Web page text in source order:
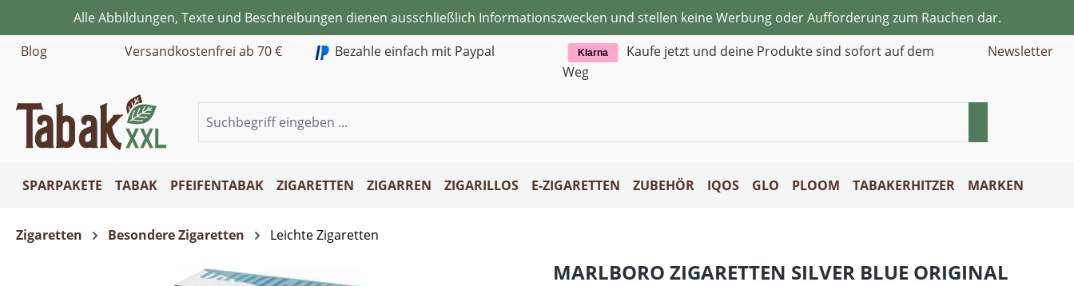
Hauptinhalt springen
Zur Suche springen
Zur Hauptnavigation springen
Alle Abbildungen, Texte und Beschreibungen dienen ausschließlich Informationszwecken und stellen keine Werbung oder Aufforderung zum Rauchen dar.
Blog
Versandkostenfrei ab 70 € Bezahle einfach mit Paypal Klarna
Kaufe jetzt und deine Produkte sind sofort auf dem
Weg
Newsletter
SPARPAKETE TABAK PFEIFENTABAK ZIGARETTEN ZIGARREN ZIGARILLOS E-ZIGARETTEN ZUBEHÖR IQOS GLO PLOOM TABAKERHITZER MARKEN
Zigaretten Besondere Zigaretten Leichte Zigaretten
MARLBORO ZIGARETTEN SILVER BLUE ORIGINAL